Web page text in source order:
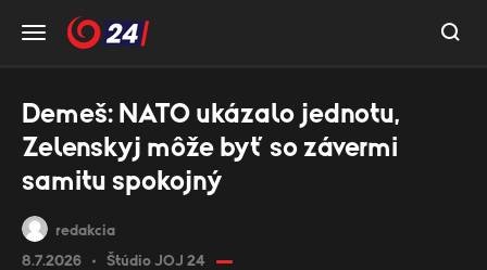
redakcia
8.7.2026
Štúdio JOJ 24
Demeš: NATO ukázalo jednotu,
Zelenskyj môže byť so závermi
samitu spokojný